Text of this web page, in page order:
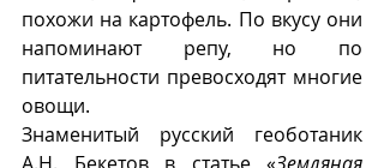
похожи на картофель. По вкусу они
напоминают репу, но по
питательности превосходят многие
овощи.
Знаменитый русский геоботаник